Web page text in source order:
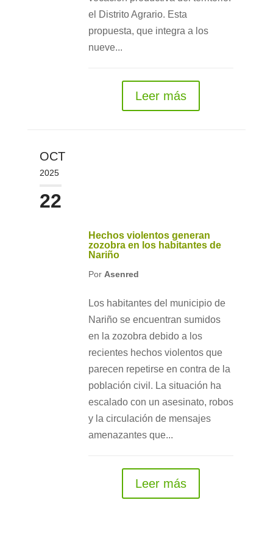
el Distrito Agrario. Esta
propuesta, que integra a los
nueve...
Leer más
OCT
2025
22
Hechos violentos generan
zozobra en los habitantes de
Nariño
Por Asenred
Los habitantes del municipio de
Nariño se encuentran sumidos
en la zozobra debido a los
recientes hechos violentos que
parecen repetirse en contra de la
población civil. La situación ha
escalado con un asesinato, robos
y la circulación de mensajes
amenazantes que...
Leer más